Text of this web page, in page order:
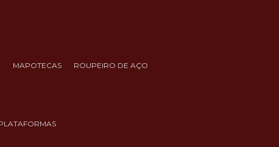
MAPOTECAS ROUPEIRO DE AÇO
PLATAFORMAS